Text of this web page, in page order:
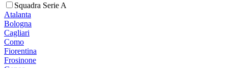
Squadra Serie A
Atalanta
Bologna
Cagliari
Como
Fiorentina
Frosinone